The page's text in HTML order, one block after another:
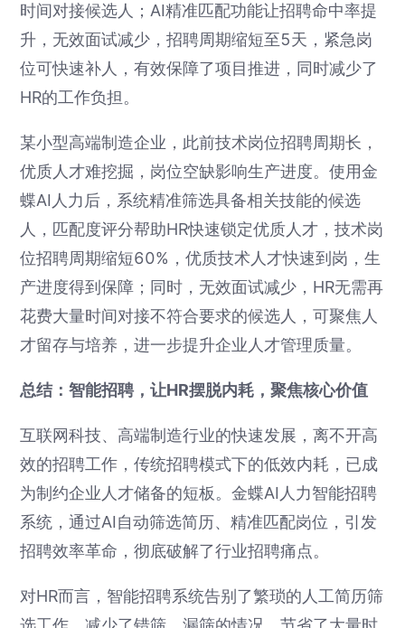
时间对接候选人；AI精准匹配功能让招聘命中率提
升，无效面试减少，招聘周期缩短至5天，紧急岗
位可快速补人，有效保障了项目推进，同时减少了
HR的工作负担。
某小型高端制造企业，此前技术岗位招聘周期长，
优质人才难挖掘，岗位空缺影响生产进度。使用金
蝶AI人力后，系统精准筛选具备相关技能的候选
人，匹配度评分帮助HR快速锁定优质人才，技术岗
位招聘周期缩短60%，优质技术人才快速到岗，生
产进度得到保障；同时，无效面试减少，HR无需再
花费大量时间对接不符合要求的候选人，可聚焦人
才留存与培养，进一步提升企业人才管理质量。
总结：智能招聘，让HR摆脱内耗，聚焦核心价值
互联网科技、高端制造行业的快速发展，离不开高
效的招聘工作，传统招聘模式下的低效内耗，已成
为制约企业人才储备的短板。金蝶AI人力智能招聘
系统，通过AI自动筛选简历、精准匹配岗位，引发
招聘效率革命，彻底破解了行业招聘痛点。
对HR而言，智能招聘系统告别了繁琐的人工简历筛